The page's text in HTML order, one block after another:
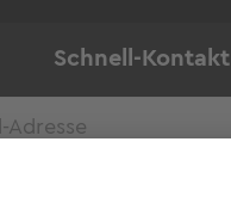
Schnell-Kontakt